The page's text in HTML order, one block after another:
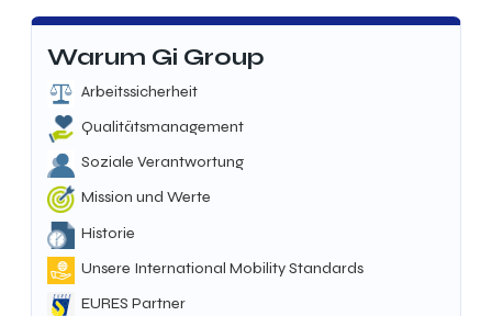
Warum Gi Group
Arbeitssicherheit
Qualitätsmanagement
Soziale Verantwortung
Mission und Werte
Historie
Unsere International Mobility Standards
EURES Partner